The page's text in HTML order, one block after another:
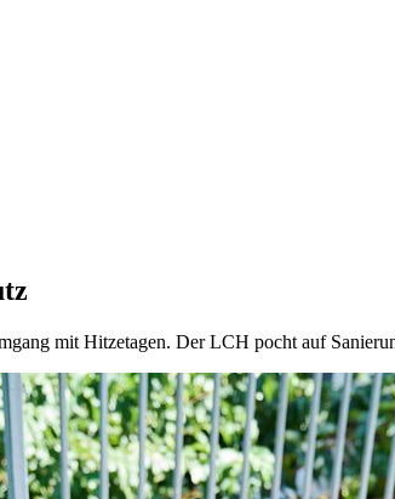
mit Hitzetagen. Der LCH pocht auf